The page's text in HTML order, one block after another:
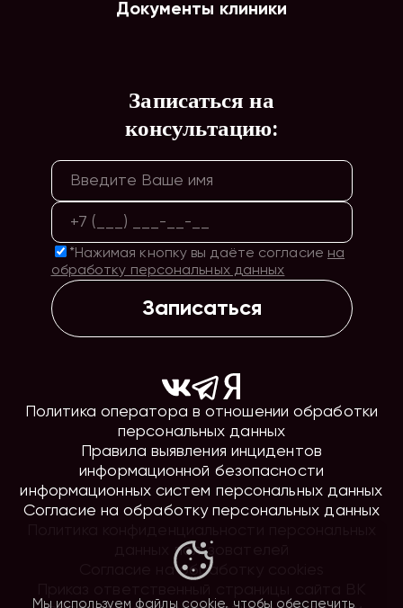
Документы клиники
Записаться на
консультацию:
*Нажимая кнопку вы даёте согласие на
обработку персональных данных
Записаться
Политика оператора в отношении обработки
персональных данных
Правила выявления инцидентов
информационной безопасности
информационных систем персональных данных
Согласие на обработку персональных данных
данных пользователей
Согласие на обработку cookies
Мы используем файлы cookie, чтобы обеспечить